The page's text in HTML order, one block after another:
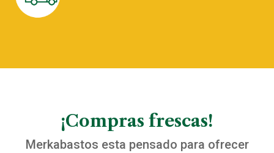
¡Compras frescas!
Merkabastos esta pensado para ofrecer